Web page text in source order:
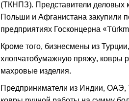
(ТКНПЗ). Представители деловых
Польши и Афганистана закупили
предприятиях Госконцерна
Кроме того, бизнесмены из
хлопчатобумажную пряжу, ковры
махровые изделия.
Предприниматели из Индии, ОАЭ,